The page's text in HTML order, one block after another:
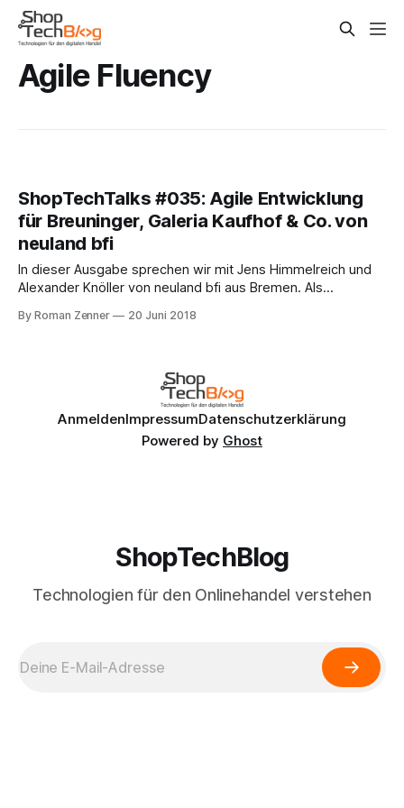
Agile Fluency
ShopTechTalks #035: Agile Entwicklung
für Breuninger, Galeria Kaufhof & Co. von
neuland bfi
In dieser Ausgabe sprechen wir mit Jens Himmelreich und
Alexander Knöller von neuland bfi aus Bremen. Als
vor allem auf die Themen Individual-Entwicklung und
By Roman Zenner 20 Juni 2018
AnmeldenImpressumDatenschutzerklärung
Powered by Ghost
ShopTechBlog
Technologien für den Onlinehandel verstehen